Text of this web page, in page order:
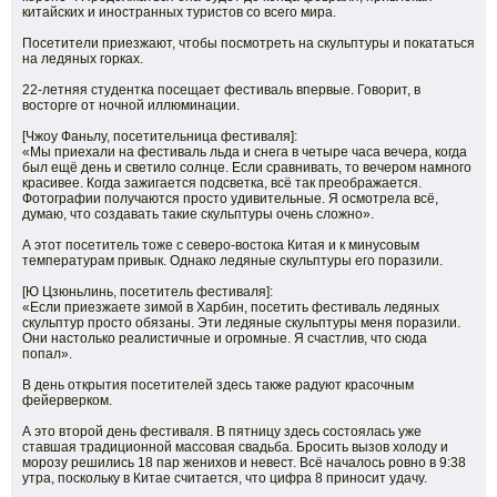
китайских и иностранных туристов со всего мира.
Посетители приезжают, чтобы посмотреть на скульптуры и покататься
на ледяных горках.
22-летняя студентка посещает фестиваль впервые. Говорит, в
восторге от ночной иллюминации.
[Чжоу Фаньлу, посетительница фестиваля]:
«Мы приехали на фестиваль льда и снега в четыре часа вечера, когда
был ещё день и светило солнце. Если сравнивать, то вечером намного
красивее. Когда зажигается подсветка, всё так преображается.
Фотографии получаются просто удивительные. Я осмотрела всё,
думаю, что создавать такие скульптуры очень сложно».
А этот посетитель тоже с северо-востока Китая и к минусовым
температурам привык. Однако ледяные скульптуры его поразили.
[Ю Цзюньлинь, посетитель фестиваля]:
«Если приезжаете зимой в Харбин, посетить фестиваль ледяных
скульптур просто обязаны. Эти ледяные скульптуры меня поразили.
Они настолько реалистичные и огромные. Я счастлив, что сюда
попал».
В день открытия посетителей здесь также радуют красочным
фейерверком.
А это второй день фестиваля. В пятницу здесь состоялась уже
ставшая традиционной массовая свадьба. Бросить вызов холоду и
морозу решились 18 пар женихов и невест. Всё началось ровно в 9:38
утра, поскольку в Китае считается, что цифра 8 приносит удачу.